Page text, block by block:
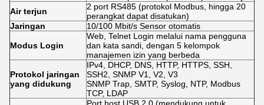
Air terjun
2 port RS485 (protokol Modbus, hingga 20
perangkat dapat disatukan)
Jaringan
10/100 Mbit/s Sensor otomatis
Modus Login
Web, Telnet Login melalui nama pengguna
dan kata sandi, dengan 5 kelompok
manajemen izin yang berbeda
Protokol jaringan
yang didukung
IPv4, DHCP, DNS, HTTP, HTTPS, SSH,
SSH2, SNMP V1, V2, V3
SNMP Trap, SMTP, Syslog, NTP, Modbus
TCP, LDAP
Port host USB 2.0 (mendukung untuk